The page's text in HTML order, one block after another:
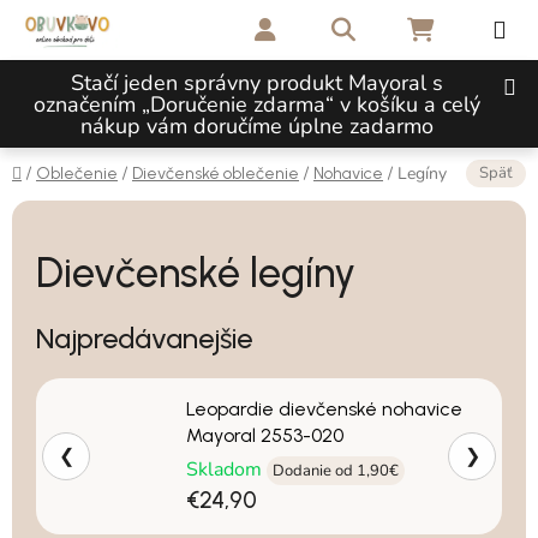
Prejsť na obsah
Stačí jeden správny produkt Mayoral s
označením „Doručenie zdarma“ v košíku a celý
nákup vám doručíme úplne zadarmo
Hľadať NÁKUPNÝ
Domov
/ Oblečenie / Dievčenské oblečenie / Nohavice / Legíny Späť
Dievčenské legíny
Najpredávanejšie
Leopardie dievčenské nohavice
Mayoral 2553-020
Skladom Dodanie od 1,90€
€24,90
❮ ❯